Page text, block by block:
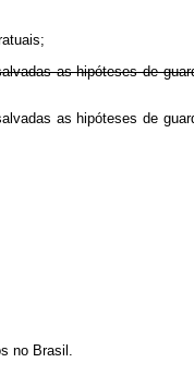
as hipóteses de
as hipóteses de
no Brasil.